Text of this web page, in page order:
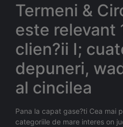
Termeni &
este relevant
clien?ii I;
depuneri,
al cincilea
Pana la capat gase?ti Cea mai
categoriile de mare interes on